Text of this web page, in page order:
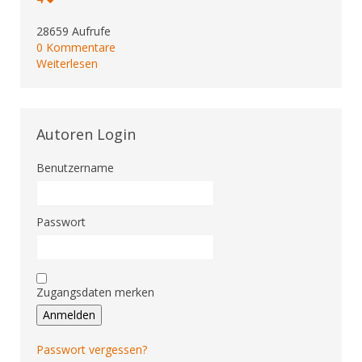
28659 Aufrufe
0 Kommentare
Weiterlesen
Autoren Login
Benutzername
Passwort
Zugangsdaten merken
Anmelden
Passwort vergessen?